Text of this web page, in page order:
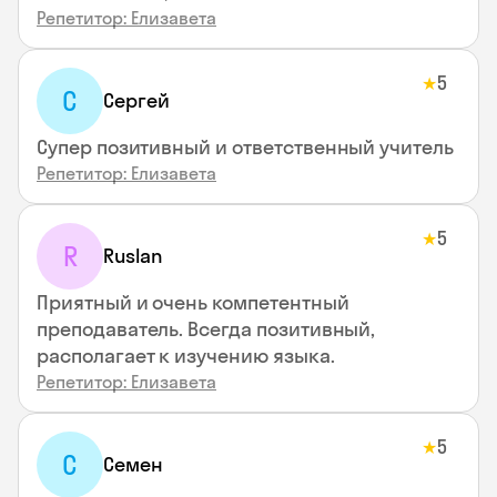
Репетитор: Елизавета
С Сергей
★5
Супер позитивный и ответственный учитель
Репетитор: Елизавета
R Ruslan
★5
Приятный и очень компетентный
преподаватель. Всегда позитивный,
располагает к изучению языка.
Репетитор: Елизавета
С Семен
★5